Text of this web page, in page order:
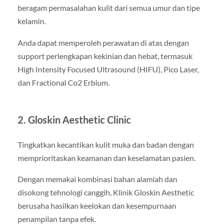
beragam permasalahan kulit dari semua umur dan tipe
kelamin.
Anda dapat memperoleh perawatan di atas dengan
support perlengkapan kekinian dan hebat, termasuk
High Intensity Focused Ultrasound (HIFU), Pico Laser,
dan Fractional Co2 Erbium.
2. Gloskin Aesthetic Clinic
Tingkatkan kecantikan kulit muka dan badan dengan
memprioritaskan keamanan dan keselamatan pasien.
Dengan memakai kombinasi bahan alamiah dan
disokong tehnologi canggih, Klinik Gloskin Aesthetic
berusaha hasilkan keelokan dan kesempurnaan
penampilan tanpa efek.